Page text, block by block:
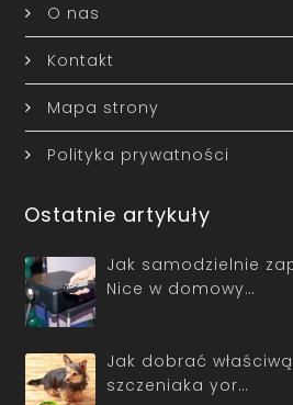
O nas
Kontakt
Mapa strony
Polityka prywatności
Ostatnie artykuły
Jak samodzielnie
Nice w domowy…
Jak dobrać
szczeniaka yor…